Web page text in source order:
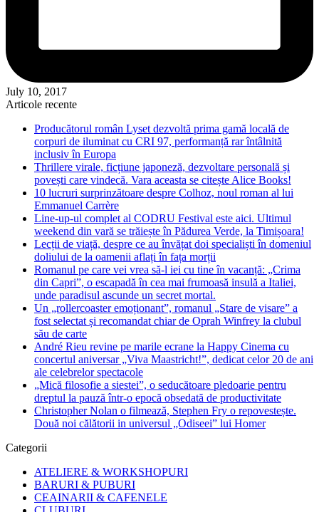
July 10, 2017
Articole recente
Producătorul român Lyset dezvoltă prima gamă locală de
corpuri de iluminat cu CRI 97, performanță rar întâlnită
inclusiv în Europa
Thrillere virale, ficțiune japoneză, dezvoltare personală și
povești care vindecă. Vara aceasta se citește Alice Books!
10 lucruri surprinzătoare despre Colhoz, noul roman al lui
Emmanuel Carrère
Line-up-ul complet al CODRU Festival este aici. Ultimul
weekend din vară se trăiește în Pădurea Verde, la Timișoara!
Lecții de viață, despre ce au învățat doi specialiști în domeniul
doliului de la oamenii aflați în fața morții
Romanul pe care vei vrea să-l iei cu tine în vacanță: „Crima
din Capri”, o escapadă în cea mai frumoasă insulă a Italiei,
unde paradisul ascunde un secret mortal.
Un „rollercoaster emoționant”, romanul „Stare de visare” a
fost selectat și recomandat chiar de Oprah Winfrey la clubul
său de carte
André Rieu revine pe marile ecrane la Happy Cinema cu
concertul aniversar „Viva Maastricht!”, dedicat celor 20 de ani
ale celebrelor spectacole
„Mică filosofie a siestei”, o seducătoare pledoarie pentru
dreptul la pauză într-o epocă obsedată de productivitate
Christopher Nolan o filmează, Stephen Fry o repovestește.
Două noi călătorii in universul „Odiseei” lui Homer
Categorii
ATELIERE & WORKSHOPURI
BARURI & PUBURI
CEAINARII & CAFENELE